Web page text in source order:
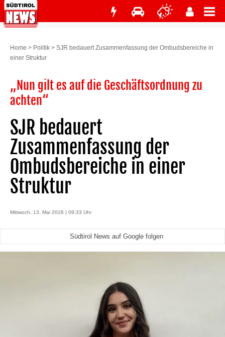
Home > Politik > SJR bedauert Zusammenfassung der Ombudsbereiche in
einer Struktur
„Nun gilt es auf die Geschäftsordnung zu
achten“
SJR bedauert
Zusammenfassung der
Ombudsbereiche in einer
Struktur
Mittwoch, 13. Mai 2026 | 09:33 Uhr
Südtirol News auf Google folgen